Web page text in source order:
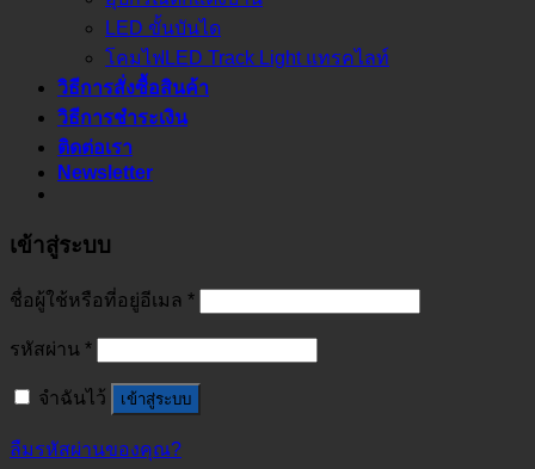
LED ขั้นบันได
โคมไฟLED Track Light แทรคไลท์
วิธีการสั่งซื้อสินค้า
วิธีการชำระเงิน
ติดต่อเรา
Newsletter
เข้าสู่ระบบ
ชื่อผู้ใช้หรือที่อยู่อีเมล *
รหัสผ่าน *
จำฉันไว้ เข้าสู่ระบบ
ลืมรหัสผ่านของคุณ?